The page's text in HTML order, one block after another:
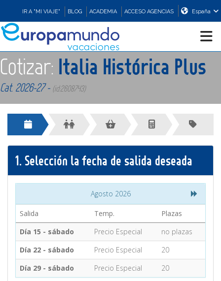
IR A "MI VIAJE" BLOG ACADEMIA ACCESO AGENCIAS España
CRUCEROS
ASIA
ORIENTE
COMPRAR
CONTACTO
MÁS
Cotizar: Italia Histórica Plus
Cat. 2026-27 - (id:2608743)
1. Selección la fecha de salida deseada
Agosto 2026
Salida Temp.
Plazas
Día 15 - sábado
Precio Especial
no plazas
Día 22 - sábado
Precio Especial
20
Día 29 - sábado
Precio Especial 20